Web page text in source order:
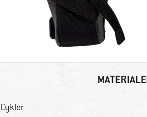
Cykler